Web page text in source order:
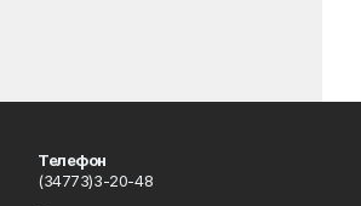
Телефон
(34773)3-20-48